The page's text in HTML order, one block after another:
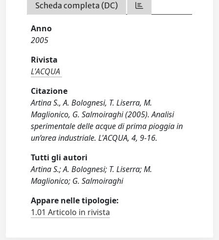
Scheda completa (DC)
Anno
2005
Rivista
L'ACQUA
Citazione
Artina S., A. Bolognesi, T. Liserra, M.
Maglionico, G. Salmoiraghi (2005). Analisi
sperimentale delle acque di prima pioggia in
un’area industriale. L'ACQUA, 4, 9-16.
Tutti gli autori
Artina S.; A. Bolognesi; T. Liserra; M.
Maglionico; G. Salmoiraghi
Appare nelle tipologie:
1.01 Articolo in rivista